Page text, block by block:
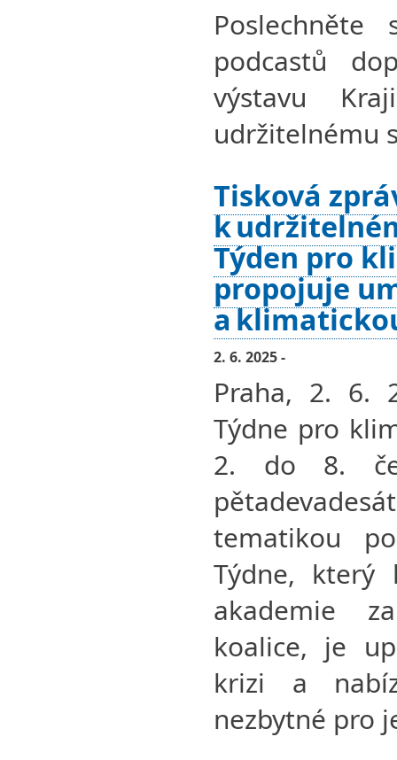
podcastů
výstavu
udržitelnému
Tisková
k
Týden pro
propojuje
a
2. 6. 2025 -
Praha, 2. 6.
Týdne pro
2. do 8.
tematikou
Týdne, který
akademie
koalice, je
krizi a
nezbytné pro